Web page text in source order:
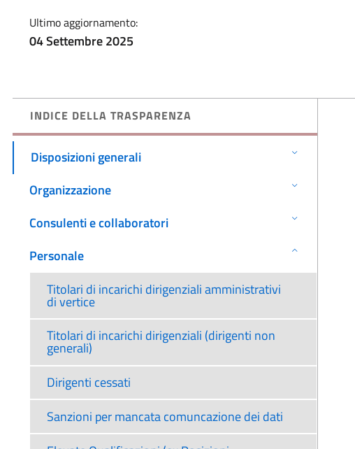
Ultimo aggiornamento:
04 Settembre 2025
INDICE DELLA TRASPARENZA
Disposizioni generali
Organizzazione
Consulenti e collaboratori
Personale
Titolari di incarichi dirigenziali amministrativi
di vertice
Titolari di incarichi dirigenziali (dirigenti non
generali)
Dirigenti cessati
Sanzioni per mancata comuncazione dei dati